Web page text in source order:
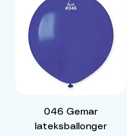
046 Gemar
lateksballonger